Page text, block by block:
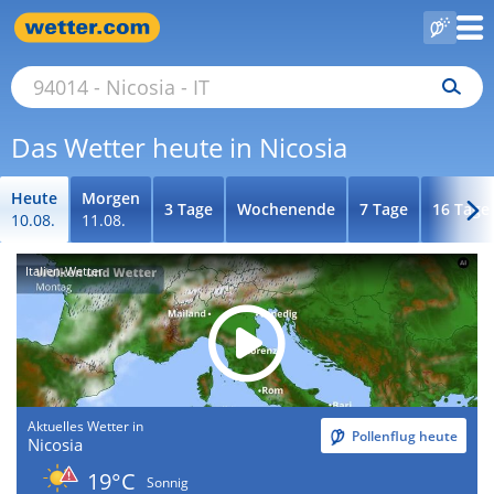
Das Wetter heute in Nicosia
Heute
10.08.
Morgen
11.08.
3 Tage Wochenende 7 Tage 16 Tage
Italien-Wetter
Aktuelles Wetter in
Nicosia Pollenflug heute
19°C
Sonnig